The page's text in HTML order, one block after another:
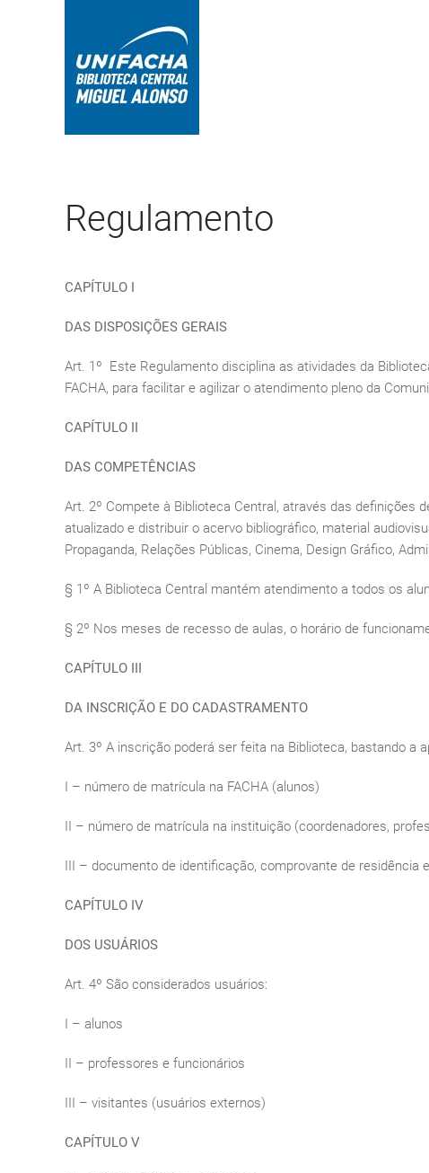
Regulamento
CAPÍTULO I
DAS DISPOSIÇÕES GERAIS
Art. 1º Este Regulamento disciplina as atividades da
FACHA, para facilitar e agilizar o atendimento pleno da
CAPÍTULO II
DAS COMPETÊNCIAS
Art. 2º Compete à Biblioteca Central, através das definições
atualizado e distribuir o acervo bibliográfico, material
Propaganda, Relações Públicas, Cinema, Design Gráfico,
§ 1º A Biblioteca Central mantém atendimento a todos os
§ 2º Nos meses de recesso de aulas, o horário de
CAPÍTULO III
DA INSCRIÇÃO E DO CADASTRAMENTO
Art. 3º A inscrição poderá ser feita na Biblioteca, bastando a
I – número de matrícula na FACHA (alunos)
II – número de matrícula na instituição (coordenadores,
III – documento de identificação, comprovante de
CAPÍTULO IV
DOS USUÁRIOS
Art. 4º São considerados usuários:
I – alunos
II – professores e funcionários
III – visitantes (usuários externos)
CAPÍTULO V